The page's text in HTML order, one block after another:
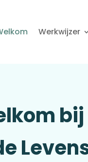
Werkwijzer
bij